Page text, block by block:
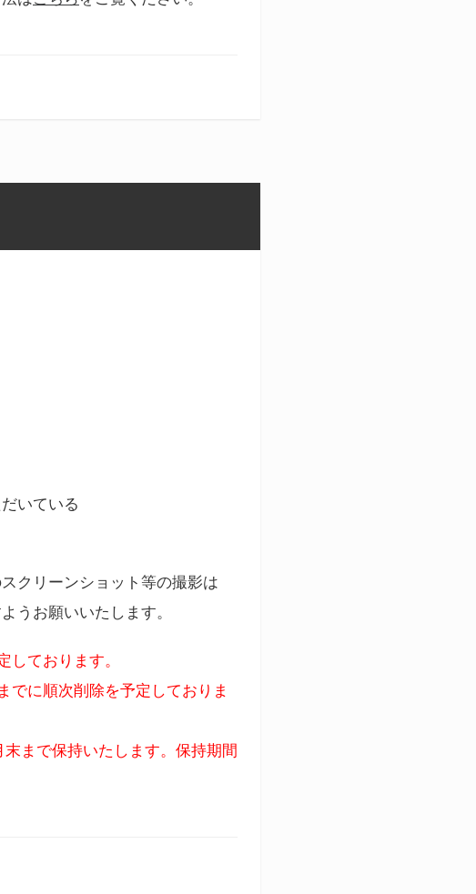
いている
クリーンショット等の撮影は
うお願いいたします。
ております。
でに順次削除を予定しておりま
まで保持いたします。保持期間